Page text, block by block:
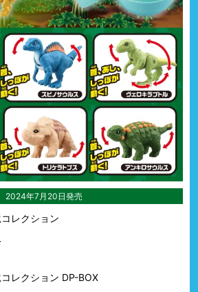
2024年7月20日発売
レクション
レクション DP-BOX